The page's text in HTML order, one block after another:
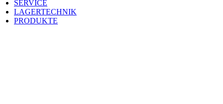
SERVICE
LAGERTECHNIK
PRODUKTE